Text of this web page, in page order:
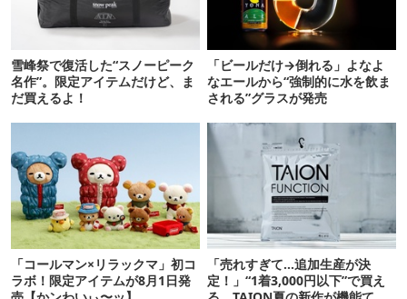
雪峰祭で復活した“スノーピーク
名作”。限定アイテムだけど、ま
だ買えるよ！
「ビールだけ→倒れる」よなよ
なエールから“強制的に水を飲ま
される”グラスが発売
「コールマン×リラックマ」初コ
ラボ！限定アイテムが8月1日発
「売れすぎて…追加生産が決
定！」“1着3,000円以下”で買え